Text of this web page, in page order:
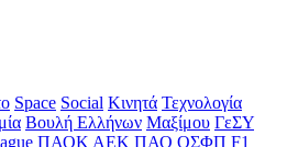
Space Social Κινητά Τεχνολογία
Βουλή Ελλήνων Μαξίμου ΓεΣΥ
ΠΑΟΚ ΑΕΚ ΠΑΟ ΟΣΦΠ F1